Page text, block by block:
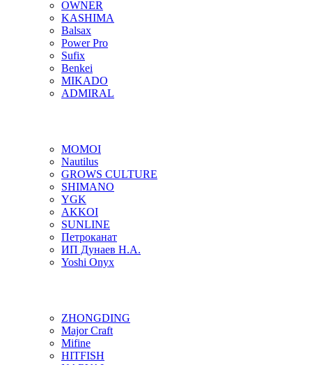
OWNER
KASHIMA
Balsax
Power Pro
Sufix
Benkei
MIKADO
ADMIRAL
MOMOI
Nautilus
GROWS CULTURE
SHIMANO
YGK
AKKOI
SUNLINE
Петроканат
ИП Дунаев Н.А.
Yoshi Onyx
ZHONGDING
Major Craft
Mifine
HITFISH